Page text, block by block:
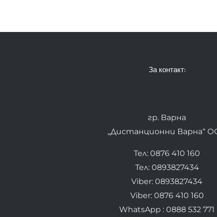
За контакт:
гр. Варна
„Дистанционни Варна“
Тел: 0876 410 160
Тел: 0893827434
Viber: 0893827434
Viber: 0876 410 160
WhatsApp : 0888 532 771